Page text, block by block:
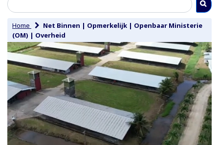
Home Net Binnen | Opmerkelijk | Openbaar Ministerie
(OM) | Overheid